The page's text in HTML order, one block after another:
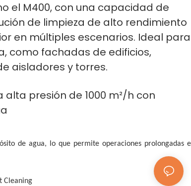
el M400, con una capacidad de
de limpieza de alto rendimiento
en múltiples escenarios. Ideal para
como fachadas de edificios,
aisladores y torres.
alta presión de 1000 m²/h con
de agua, lo que permite operaciones prolongadas e
Cleaning